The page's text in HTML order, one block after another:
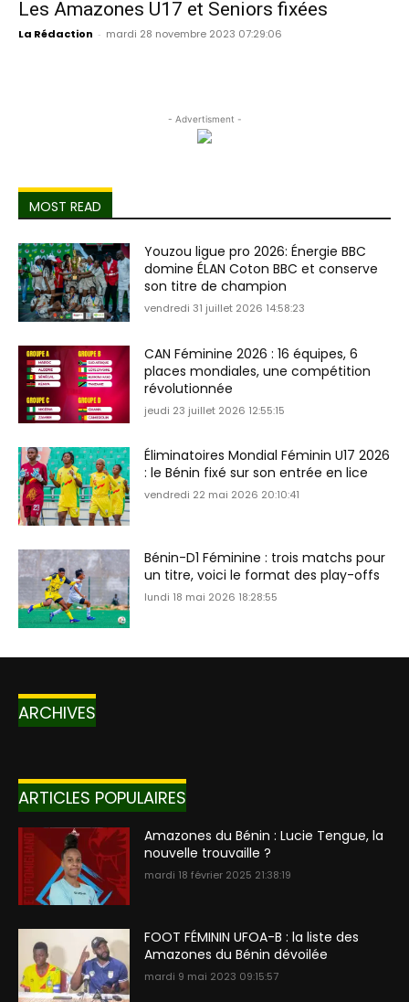
Les Amazones U17 et Seniors fixées
La Rédaction - mardi 28 novembre 2023 07:29:06
- Advertisment -
MOST READ
Youzou ligue pro 2026: Énergie BBC
domine ÉLAN Coton BBC et conserve
son titre de champion
vendredi 31 juillet 2026 14:58:23
CAN Féminine 2026 : 16 équipes, 6
places mondiales, une compétition
révolutionnée
jeudi 23 juillet 2026 12:55:15
Éliminatoires Mondial Féminin U17 2026
: le Bénin fixé sur son entrée en lice
vendredi 22 mai 2026 20:10:41
Bénin-D1 Féminine : trois matchs pour
un titre, voici le format des play-offs
lundi 18 mai 2026 18:28:55
ARCHIVES
ARTICLES POPULAIRES
Amazones du Bénin : Lucie Tengue, la
nouvelle trouvaille ?
mardi 18 février 2025 21:38:19
FOOT FÉMININ UFOA-B : la liste des
Amazones du Bénin dévoilée
mardi 9 mai 2023 09:15:57